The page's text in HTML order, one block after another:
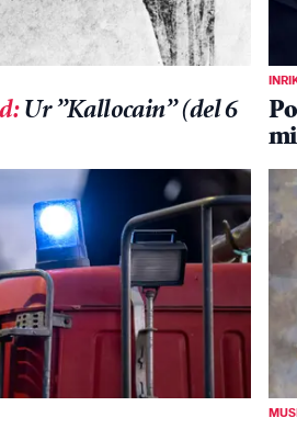
: Ur ”Kallocain” (del 6